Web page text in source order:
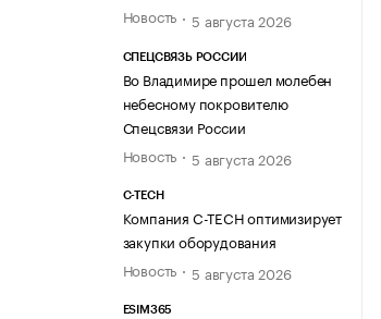
Новость
5 августа 2026
СПЕЦСВЯЗЬ РОССИИ
Во Владимире прошел молебен
небесному покровителю
Спецсвязи России
Новость
5 августа 2026
C-TECH
Компания C-TECH оптимизирует
закупки оборудования
Новость
5 августа 2026
ESIM365